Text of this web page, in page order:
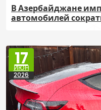
В Азербайджане
автомобилей
17
ИЮН
2026